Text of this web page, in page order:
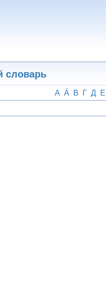
словарь
А Ӓ В Г Д Е